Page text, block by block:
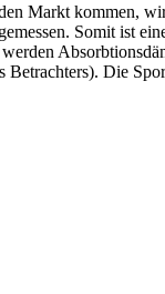
Markt kommen,
Somit ist
Die